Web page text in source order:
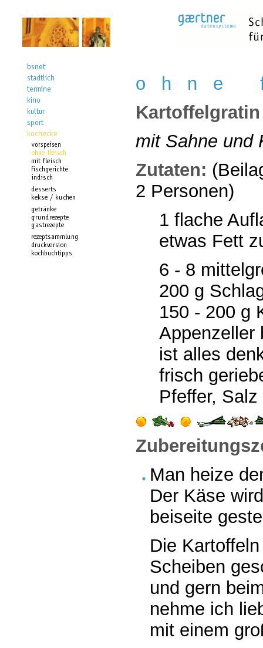
o h n e
Kartoffelgratin
mit Sahne und
Zutaten:
2 Personen)
1 flache
etwas Fett
6 - 8
200 g
150 - 200 g
Appenzeller
ist alles
frisch
Pfeffer, Salz
Man heize
Der Käse
beiseite
Die
Scheiben
und gern
nehme ich
mit einem